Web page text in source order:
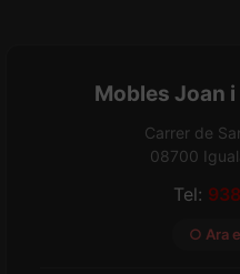
Mobles Joan
Carrer de
08700
Tel:
○ Ara